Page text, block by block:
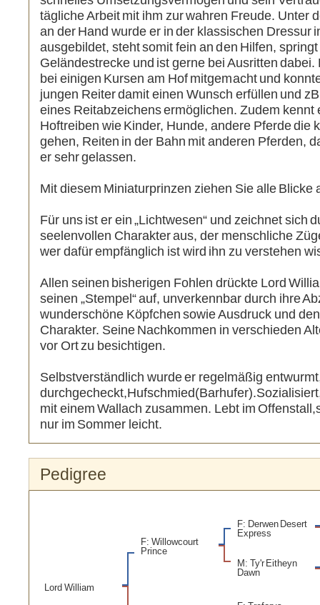
tägliche Arbeit mit ihm zur wahren Freude. Unter
an der Hand wurde er in der klassischen Dressur
ausgebildet, steht somit fein an den Hilfen,
Geländestrecke und ist gerne bei Ausritten dabei.
bei einigen Kursen am Hof mitgemacht und
jungen Reiter damit einen Wunsch erfüllen und
eines Reitabzeichens ermöglichen. Zudem kennt
Hoftreiben wie Kinder, Hunde, andere Pferde die
gehen, Reiten in der Bahn mit anderen Pferden,
er sehr gelassen.
Mit diesem Miniaturprinzen ziehen Sie alle Blicke
Für uns ist er ein „Lichtwesen“ und zeichnet sich
seelenvollen Charakter aus, der menschliche
wer dafür empfänglich ist wird ihn zu verstehen
Allen seinen bisherigen Fohlen drückte Lord
seinen „Stempel“ auf, unverkennbar durch ihre
wunderschöne Köpfchen sowie Ausdruck und
Charakter. Seine Nachkommen in verschieden
vor Ort zu besichtigen.
Selbstverständlich wurde er regelmäßig
mit einem Wallach zusammen. Lebt im
nur im Sommer leicht.
Pedigree
Lord William
F: Willowcourt
Prince
F: Derwen Desert
Express
M: Ty'r Eitheyn
Dawn